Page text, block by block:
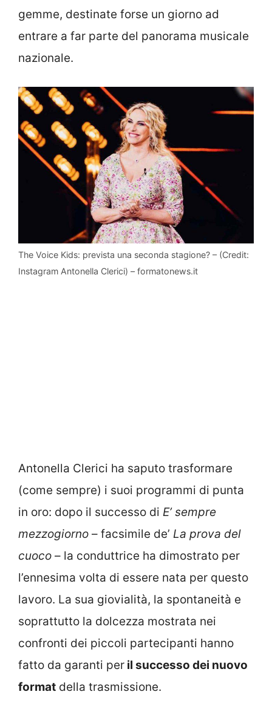
gemme, destinate forse un giorno ad
entrare a far parte del panorama musicale
nazionale.
The Voice Kids: prevista una seconda stagione? – (Credit:
Instagram Antonella Clerici) – formatonews.it
Antonella Clerici ha saputo trasformare
(come sempre) i suoi programmi di punta
in oro: dopo il successo di E’ sempre
mezzogiorno – facsimile de’ La prova del
cuoco – la conduttrice ha dimostrato per
l’ennesima volta di essere nata per questo
lavoro. La sua giovialità, la spontaneità e
soprattutto la dolcezza mostrata nei
confronti dei piccoli partecipanti hanno
fatto da garanti per il successo dei nuovo
format della trasmissione.